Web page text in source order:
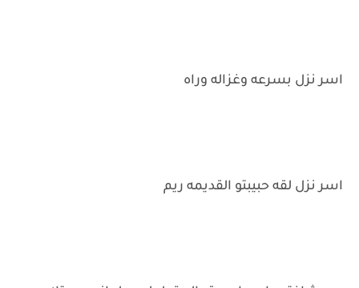
اسر نزل بسرعه وغزاله وراه
اسر نزل لقه حبيبتو القديمه ريم